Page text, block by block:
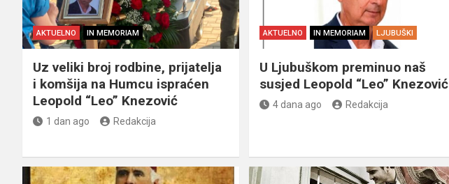
AKTUELNO IN MEMORIAM
Uz veliki broj rodbine, prijatelja
i komšija na Humcu ispraćen
Leopold “Leo” Knezović
1 dan ago Redakcija
AKTUELNO IN MEMORIAM LJUBUŠKI
U Ljubuškom preminuo naš
susjed Leopold “Leo” Knezović
4 dana ago Redakcija